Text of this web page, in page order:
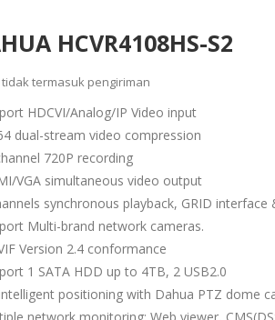
HCVR4108HS-S2
tidak termasuk pengiriman
HDCVI/Analog/IP Video input
dual-stream video compression
720P recording
VGA simultaneous video output
synchronous playback, GRID
Multi-brand network cameras.
Version 2.4 conformance
1 SATA HDD up to 4TB, 2 USB2.0
positioning with Dahua PTZ dome